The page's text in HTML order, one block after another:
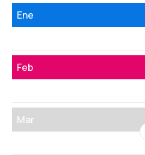
Ene
Feb
Mar